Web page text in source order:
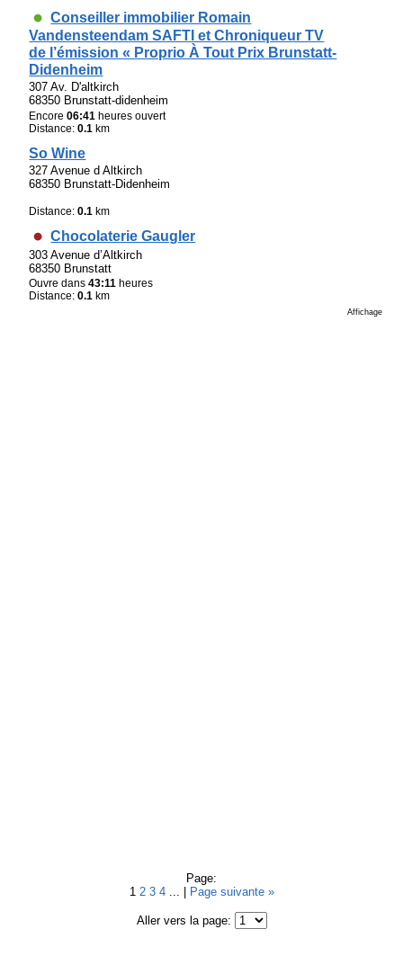
Conseiller immobilier Romain
Vandensteendam SAFTI et Chroniqueur TV
de l’émission « Proprio À Tout Prix Brunstatt-
Didenheim
307 Av. D'altkirch
68350 Brunstatt-didenheim
Encore06:41 heures ouvert
Distance:0.1 km
So Wine
327 Avenue d Altkirch
68350 Brunstatt-Didenheim
Distance:0.1 km
Chocolaterie Gaugler
303 Avenue d’Altkirch
68350 Brunstatt
Ouvre dans43:11 heures
Distance:0.1 km
Affichage
Page:
1 2 3 4 Page suivante »
Aller vers la page: